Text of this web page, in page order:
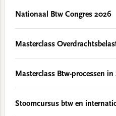
Nationaal Btw Congres 2026
Masterclass
Masterclass Btw-processen
Stoomcursus btw en